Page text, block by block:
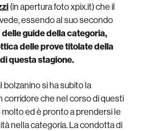
(in apertura foto xpix.it) che il
essendo al suo secondo
delle guide della categoria,
delle prove titolate della
questa stagione.
bolzanino si ha subito la
corridore che nel corso di questi
ed è pronto a prendersi le
nella categoria. La condotta di